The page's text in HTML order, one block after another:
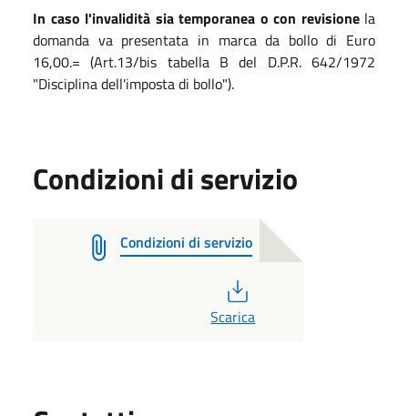
In caso l'invalidità sia temporanea o con revisionela
domanda va presentata in marca da bollo di Euro
16,00.= (Art.13/bis tabella B del D.P.R. 642/1972
"Disciplina dell'imposta di bollo").
Condizioni di servizio
Condizioni di servizio
Scarica